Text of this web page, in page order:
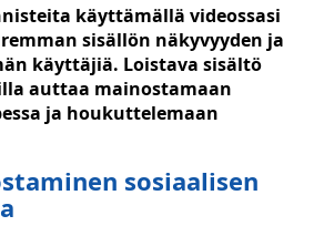
käyttämällä videossasi
sisällön näkyvyyden ja
käyttäjiä. Loistava sisältö
auttaa mainostamaan
ja houkuttelemaan
sosiaalisen